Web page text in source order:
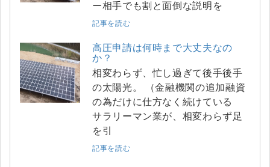
ー相手でも割と面倒な説明を
記事を読む
高圧申請は何時まで大丈夫なの
か？
相変わらず、忙し過ぎて後手後手
の太陽光。 （金融機関の追加融資
の為だけに仕方なく続けている
サラリーマン業が、相変わらず足
を引
記事を読む